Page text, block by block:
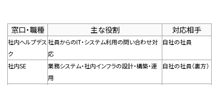
窓口・職種 主な役割 対応相手
社内ヘルプデス
ク
社員からのIT・システム利用の問い合わせ対
応
自社の社員
社内SE
業務システム・社内インフラの設計・構築・運
用
自社の社員（裏方）